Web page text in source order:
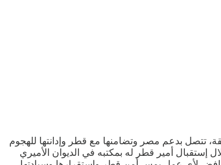
تتصل بدعم مصر وتضامنها مع قطر وإدانتها للهجوم
إستقبال أمير قطر له بمكتبه في الديوان الأميري